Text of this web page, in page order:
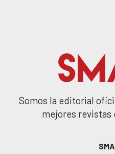
Somos la editorial
mejores revistas